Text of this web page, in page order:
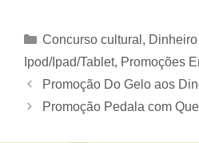
Categorias
Concurso cultural ,
Ipod/Ipad/Tablet, Promoções
Promoção Do Gelo aos
Promoção Pedala com